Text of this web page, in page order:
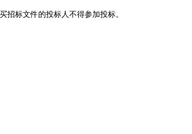
招标文件的投标人不得参加投标。